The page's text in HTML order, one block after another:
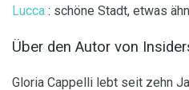
Lucca : schöne Stadt, etwas
Über den Autor von
Gloria Cappelli lebt seit zehn